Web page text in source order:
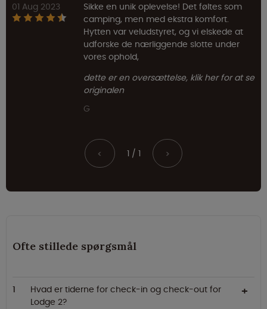
01 Aug 2023
Sikke en unik oplevelse! Det føltes som
camping, men med ekstra komfort.
Hytten var veludstyret, og vi elskede at
udforske de nærliggende slotte under
vores ophold,
dette er en oversættelse, klik her for at se
originalen
G
< 1 / 1 >
Ofte stillede spørgsmål
Hvad er tiderne for check-in og check-out for
Lodge 2?